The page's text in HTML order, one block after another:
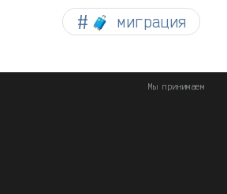
🧳 миграция
Мы принимаем